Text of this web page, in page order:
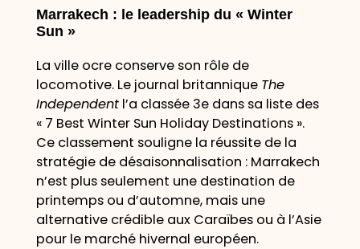
Marrakech : le leadership du « Winter
Sun »
La ville ocre conserve son rôle de
locomotive. Le journal britannique The
Independentl’a classée 3e dans sa liste des
« 7 Best Winter Sun Holiday Destinations».
Ce classement souligne la réussite de la
stratégie de désaisonnalisation : Marrakech
n’est plus seulement une destination de
printemps ou d’automne, mais une
alternative crédible aux Caraïbes ou à l’Asie
pour le marché hivernal européen.